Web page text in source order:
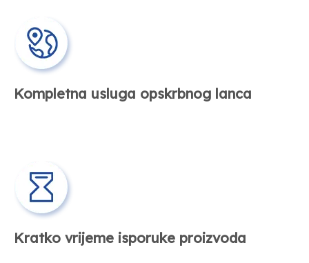
Kompletna usluga opskrbnog lanca
Kratko vrijeme isporuke proizvoda